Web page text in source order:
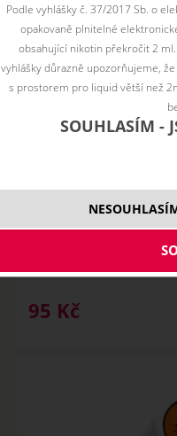
Stif Meister FUSED
2*26GA/38GA SS316L/
95 Kč
Podle vyhlášky č. 37/2017 Sb. o
opakovaně plnitelné
obsahující nikotin překročit 2
vyhlášky důrazně upozorňujeme,
s prostorem pro liquid větší než
SOUHLASÍM -